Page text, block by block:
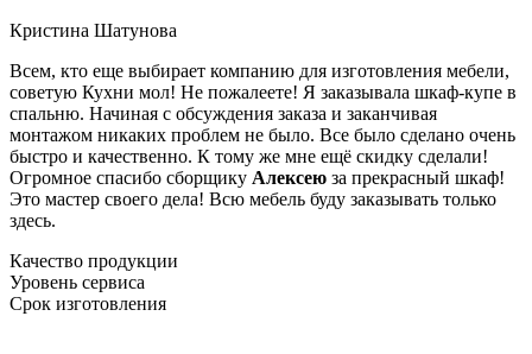
Кристина Шатунова
Всем, кто еще выбирает компанию для изготовления мебели,
советую Кухни мол! Не пожалеете! Я заказывала шкаф-купе в
спальню. Начиная с обсуждения заказа и заканчивая
монтажом никаких проблем не было. Все было сделано очень
быстро и качественно. К тому же мне ещё скидку сделали!
Огромное спасибо сборщику Алексею за прекрасный шкаф!
Это мастер своего дела! Всю мебель буду заказывать только
здесь.
Качество продукции
Уровень сервиса
Срок изготовления